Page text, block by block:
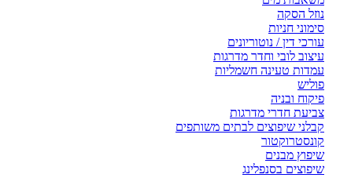
נוזל הסקה
סימוני חניות
עורכי דין / נוטוריונים
עיצוב לובי וחדר מדרגות
עמדות טעינה חשמליות
פוליש
פיקוח ובניה
צביעת חדרי מדרגות
קבלני שיפוצים לבתים משותפים
קונסטרוקטור
שיפוץ מבנים
שיפוצים בסנפלינג